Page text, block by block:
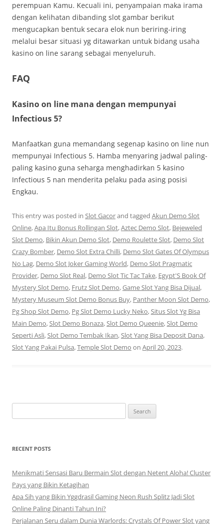
perempuan Kamu. Kecuali ini, penyampaian maka irama
dengan kelihatan dibanding slot gambar berikut
mengucapkan bentuk secara elok nun beriring-iring
melalui besar situasi yg ditawarkan untuk bidang usaha
kasino on line sarang sebagai menyeluruh.
FAQ
Kasino on line mana dengan mempunyai
Infectious 5?
Manfaatkan guna memandang segenap kasino on line nun
mempunyai Infectious 5. Hamba menyaring jadwal paling-
paling kasino guna seharga menghadirkan 5 kasino
Infectious 5 nan menderita pelaku pada asing posisi
Engkau.
This entry was posted in Slot Gacorand tagged Akun Demo Slot
Online,Apa Itu Bonus Rollingan Slot,Aztec Demo Slot, Bejeweled
Slot Demo, Bikin Akun Demo Slot, Demo Roulette Slot, Demo Slot
Crazy Bomber, Demo Slot Extra Chilli, Demo Slot Gates Of Olympus
No Lag, Demo Slot Joker Gaming World, Demo Slot Pragmatic
Provider, Demo Slot Real, Demo Slot Tic Tac Take, Egypt'S Book Of
Mystery Slot Demo, Frutz Slot Demo,Game Slot Yang Bisa Dijual,
Mystery Museum Slot Demo Bonus Buy, Panther Moon Slot Demo,
Pg Shop Slot Demo, Pg Slot Demo Lucky Neko,Situs Slot Yg Bisa
Main Demo,Slot Demo Bonaza,Slot Demo Queenie,Slot Demo
Seperti Asli,Slot Demo Tembak Ikan,Slot Yang Bisa Deposit Dana,
Slot Yang Pakai Pulsa,Temple Slot Demo on April 20, 2023.
for:
RECENT POSTS
Menikmati Sensasi Baru Bermain Slot dengan Netent Aloha! Cluster
Pays yang Bikin Ketagihan
Apa Sih yang Bikin Yggdrasil Gaming Neon Rush Splitz Jadi Slot
Online Paling Dinanti Tahun Ini?
Perjalanan Seru dalam Dunia Warlords: Crystals Of Power Slot yang